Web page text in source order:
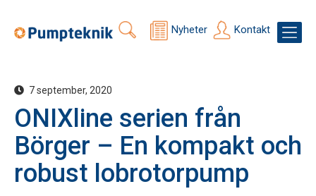
Nyheter Kontakt
7 september, 2020
ONIXline serien från
Börger – En kompakt och
robust lobrotorpump